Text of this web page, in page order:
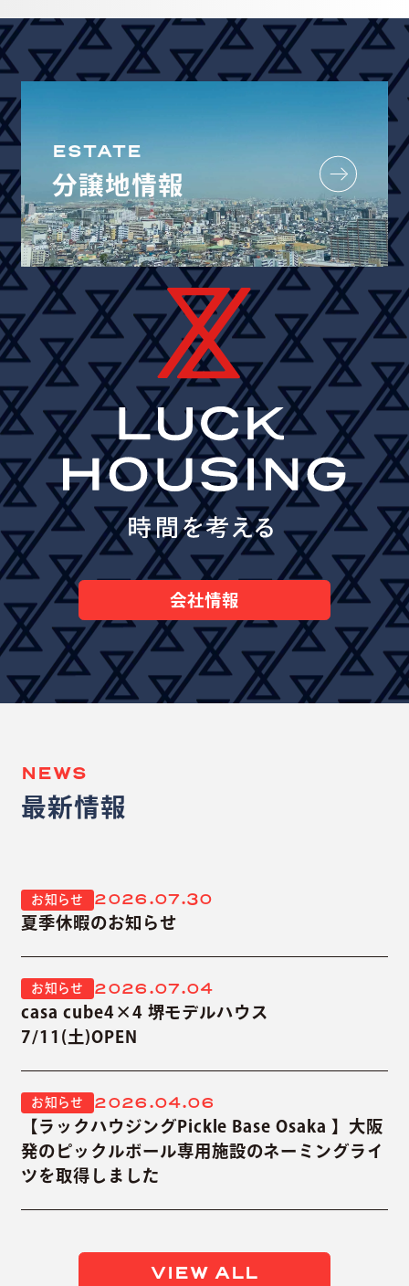
ESTATE
分譲地情報
会社情報
NEWS
最新情報
お知らせ 2026.07.30
夏季休暇のお知らせ
お知らせ 2026.07.04
casa cube4×4 堺モデルハウス
7/11(土)OPEN
お知らせ 2026.04.06
【ラックハウジングPickle Base Osaka 】大阪
発のピックルボール専用施設のネーミングライ
ツを取得しました
VIEW ALL